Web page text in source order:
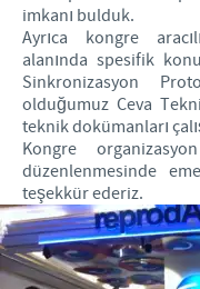
imkanı bulduk.
Ayrıca kongre
alanında spesifik
Sinkronizasyon
olduğumuz Ceva
teknik dokümanları
Kongre
düzenlenmesinde
teşekkür ederiz.